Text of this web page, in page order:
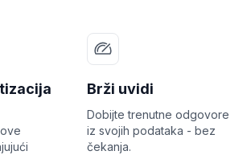
Brži uvidi
Dobijte trenutne odgovore
iz svojih podataka - bez
čekanja.